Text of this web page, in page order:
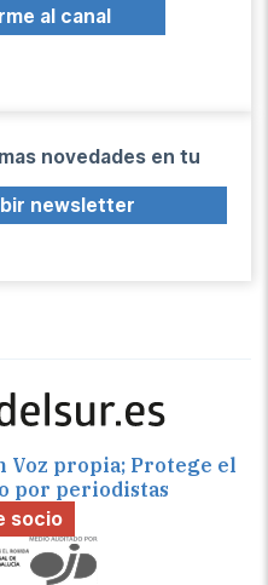
al canal
novedades en tu
newsletter
Voz propia; Protege el
por periodistas
socio